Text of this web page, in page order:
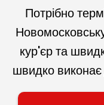
Потрібно
кур'єр та
швидко